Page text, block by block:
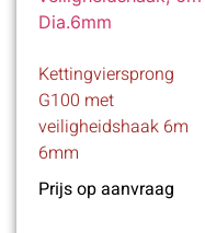
Kettingviersprong
G100 met
veiligheidshaak 6m
6mm
Prijs op aanvraag